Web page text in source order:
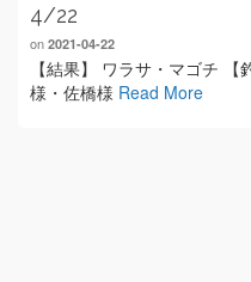
4/22
on 2021-04-22
【結果】 ワラサ・マゴチ
様・佐橋様 Read More